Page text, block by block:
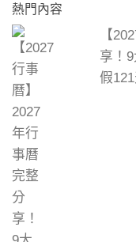
熱門內容
【
享！
假